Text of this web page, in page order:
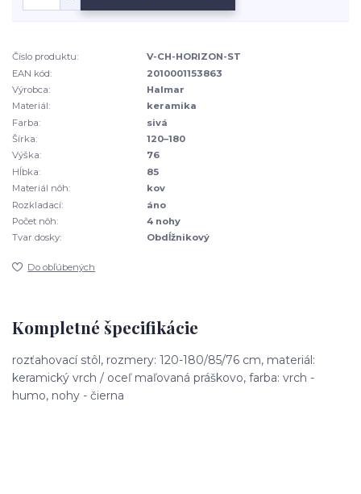
Číslo produktu:
V-CH-HORIZON-ST
EAN kód:
2010001153863
Výrobca:
Halmar
Materiál:
keramika
Farba:
sivá
Šírka:
120–180
Výška:
76
Hĺbka:
85
Materiál nôh:
kov
Rozkladací:
áno
Počet nôh:
4 nohy
Tvar dosky:
Obdĺžnikový
Do obľúbených
Kompletné špecifikácie
rozťahovací stôl, rozmery: 120-180/85/76 cm, materiál:
keramický vrch / oceľ maľovaná práškovo, farba: vrch -
humo, nohy - čierna